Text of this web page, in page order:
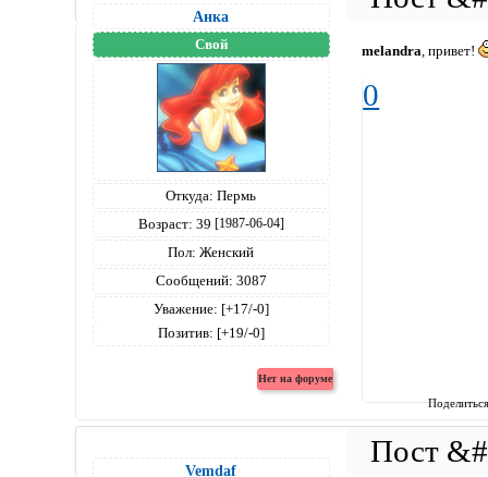
Анка
Свой
Откуда: Пермь
Возраст: 39 [1987-06-04]
Пол: Женский
Сообщений: 3087
Уважение: [+17/-0]
Позитив: [+19/-0]
melandra , привет!
0
Vemdaf